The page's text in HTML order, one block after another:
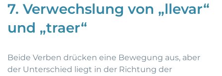
7. Verwechslung von „llevar“
und „traer“
Beide Verben drücken eine Bewegung aus, aber
der Unterschied liegt in der Richtung der